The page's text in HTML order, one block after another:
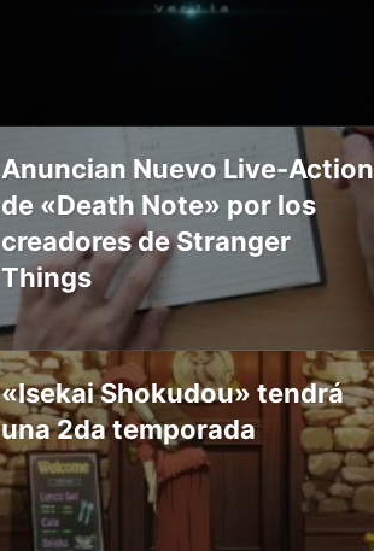
Anuncian Nuevo Live-Action
de «Death Note» por los
creadores de Stranger
Things
«Isekai Shokudou» tendrá
una 2da temporada